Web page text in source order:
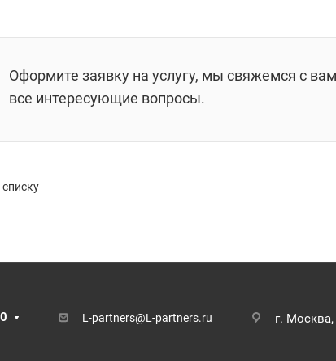
Оформите заявку на услугу, мы свяжемся с
все интересующие вопросы.
L-partners@L-partners.ru г.